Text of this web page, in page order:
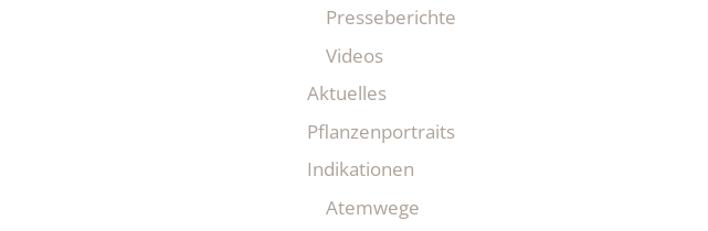
Presseberichte
Videos
Aktuelles
Pflanzenportraits
Indikationen
Atemwege